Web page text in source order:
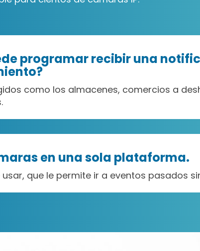
programar recibir una
como los almacenes, comercios a
en una sola plataforma.
que le permite ir a eventos pasados